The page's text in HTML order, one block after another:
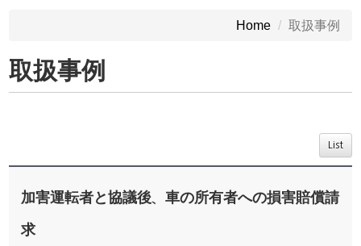
Home 取扱事例
取扱事例
List
加害運転者と協議後、車の所有者への損害賠償請
求